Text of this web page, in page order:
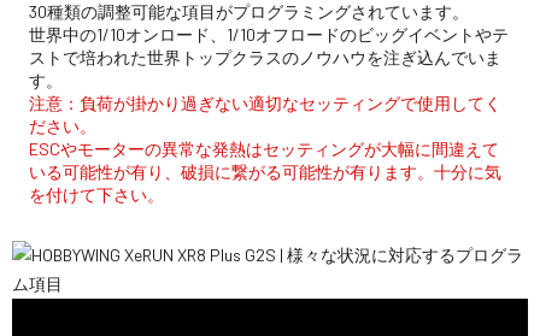
30種類の調整可能な項目がプログラミングされています。
世界中の1/10オンロード、1/10オフロードのビッグイベントやテ
ストで培われた世界トップクラスのノウハウを注ぎ込んでいま
す。
注意：負荷が掛かり過ぎない適切なセッティングで使用してく
ださい。
ESCやモーターの異常な発熱はセッティングが大幅に間違えて
いる可能性が有り、破損に繋がる可能性が有ります。十分に気
を付けて下さい。